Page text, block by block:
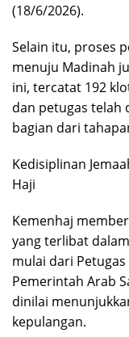
(18/6/2026).
Selain itu, proses
menuju Madinah
ini, tercatat 192
dan petugas telah
bagian dari
Kedisiplinan
Haji
Kemenhaj
yang terlibat
mulai dari Petugas
Pemerintah Arab
dinilai
kepulangan.